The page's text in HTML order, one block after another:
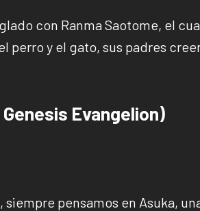
con Ranma Saotome, el
perro y el gato, sus padres
Evangelion)
pensamos en Asuka,